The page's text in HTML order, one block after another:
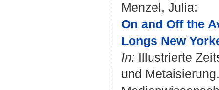
Menzel, Julia:
On and Off the
Longs New
In: Illustrierte
und